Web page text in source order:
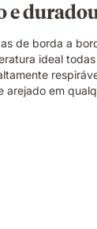
e
de borda a
ideal
arejado em